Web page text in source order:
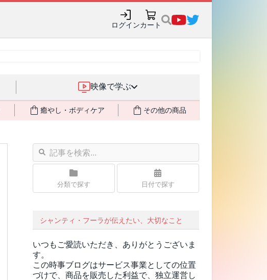
ログインカート
映像で学ぶ
癒やし・ボディケア その他の商品
分類で探す 日付で探す
シャンティ・フーラが伝えたい、大切なこと
いつもご愛読いただき、ありがとうございま
す。
この時事ブログはサービス事業としての位置
づけで、商品を販売した利益で、独立運営し